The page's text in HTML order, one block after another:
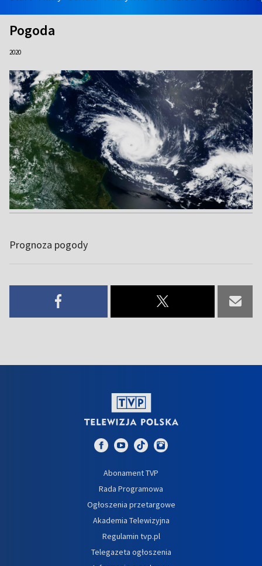
Pogoda
2020
Prognoza pogody
Abonament TVP
Rada Programowa
Ogłoszenia przetargowe
Akademia Telewizyjna
Regulamin tvp.pl
Telegazeta ogłoszenia